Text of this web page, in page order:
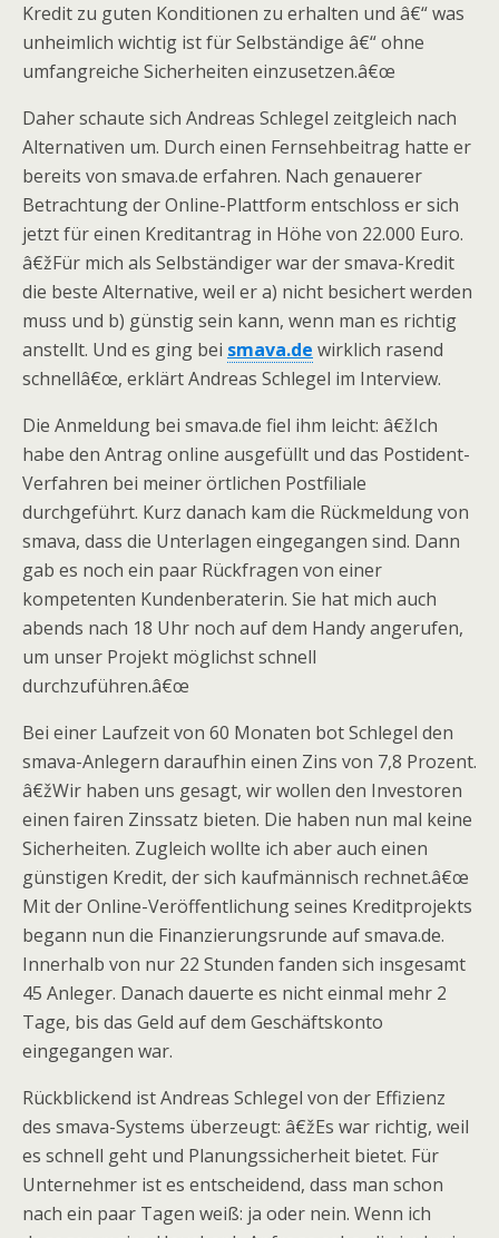
Kredit zu guten Konditionen zu erhalten und â€“ was
unheimlich wichtig ist für Selbständige â€“ ohne
umfangreiche Sicherheiten einzusetzen.â€œ
Daher schaute sich Andreas Schlegel zeitgleich nach
Alternativen um. Durch einen Fernsehbeitrag hatte er
bereits von smava.de erfahren. Nach genauerer
Betrachtung der Online-Plattform entschloss er sich
jetzt für einen Kreditantrag in Höhe von 22.000 Euro.
â€žFür mich als Selbständiger war der smava-Kredit
die beste Alternative, weil er a) nicht besichert werden
muss und b) günstig sein kann, wenn man es richtig
anstellt. Und es ging bei smava.de wirklich rasend
schnellâ€œ, erklärt Andreas Schlegel im Interview.
Die Anmeldung bei smava.de fiel ihm leicht: â€žIch
habe den Antrag online ausgefüllt und das Postident-
Verfahren bei meiner örtlichen Postfiliale
durchgeführt. Kurz danach kam die Rückmeldung von
smava, dass die Unterlagen eingegangen sind. Dann
gab es noch ein paar Rückfragen von einer
kompetenten Kundenberaterin. Sie hat mich auch
abends nach 18 Uhr noch auf dem Handy angerufen,
um unser Projekt möglichst schnell
durchzuführen.â€œ
Bei einer Laufzeit von 60 Monaten bot Schlegel den
smava-Anlegern daraufhin einen Zins von 7,8 Prozent.
â€žWir haben uns gesagt, wir wollen den Investoren
einen fairen Zinssatz bieten. Die haben nun mal keine
Sicherheiten. Zugleich wollte ich aber auch einen
günstigen Kredit, der sich kaufmännisch rechnet.â€œ
Mit der Online-Veröffentlichung seines Kreditprojekts
begann nun die Finanzierungsrunde auf smava.de.
Innerhalb von nur 22 Stunden fanden sich insgesamt
45 Anleger. Danach dauerte es nicht einmal mehr 2
Tage, bis das Geld auf dem Geschäftskonto
eingegangen war.
Rückblickend ist Andreas Schlegel von der Effizienz
des smava-Systems überzeugt: â€žEs war richtig, weil
es schnell geht und Planungssicherheit bietet. Für
Unternehmer ist es entscheidend, dass man schon
nach ein paar Tagen weiß: ja oder nein. Wenn ich